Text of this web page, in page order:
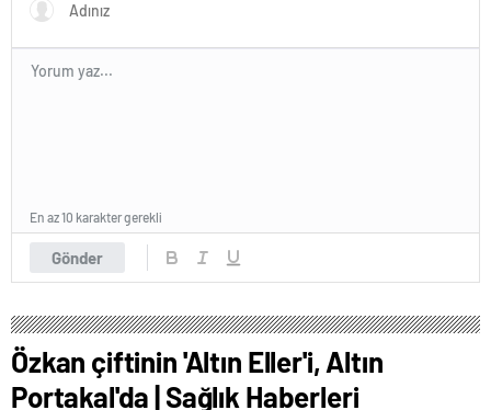
Gönder
En az 10 karakter gerekli
Özkan çiftinin 'Altın Eller'i, Altın
Portakal'da | Sağlık Haberleri